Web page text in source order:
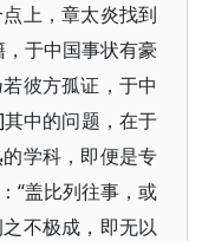
上，章太炎找到
于中国事状有豪
彼方孤证，于中
中的问题，在于
学科，即便是专
“盖比列往事，或
不极成，即无以